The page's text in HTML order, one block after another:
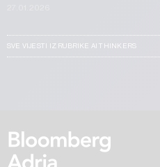
SVE VIJESTI IZ RUBRIKE AI THINKERS